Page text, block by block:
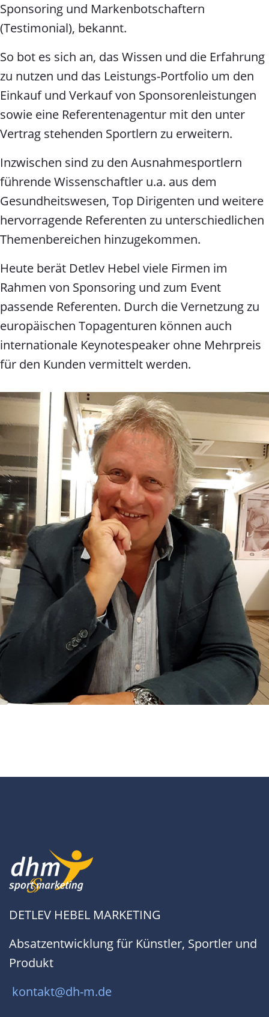
Sponsoring und Markenbotschaftern
(Testimonial), bekannt.
So bot es sich an, das Wissen und die Erfahrung
zu nutzen und das Leistungs-Portfolio um den
Einkauf und Verkauf von Sponsorenleistungen
sowie eine Referentenagentur mit den unter
Vertrag stehenden Sportlern zu erweitern.
Inzwischen sind zu den Ausnahmesportlern
führende Wissenschaftler u.a. aus dem
Gesundheitswesen, Top Dirigenten und weitere
hervorragende Referenten zu unterschiedlichen
Themenbereichen hinzugekommen.
Heute berät Detlev Hebel viele Firmen im
Rahmen von Sponsoring und zum Event
passende Referenten. Durch die Vernetzung zu
europäischen Topagenturen können auch
internationale Keynotespeaker ohne Mehrpreis
für den Kunden vermittelt werden.
DETLEV HEBEL MARKETING
Absatzentwicklung für Künstler, Sportler und
Produkt
kontakt@dh-m.de